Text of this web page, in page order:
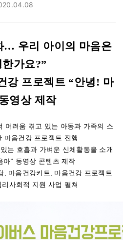
… 우리 아이의 마음은
한가요?”
강 프로젝트 “안녕! 마
영상 제작
어려움 겪고 있는 아동과 가족의 스
마음건강 프로젝트 진행
는 호흡과 가벼운 신체활동을 소개
아” 동영상 콘텐츠 제작
, 마음건강키트, 마음건강 프로젝트
사회적 지원 사업 펼쳐